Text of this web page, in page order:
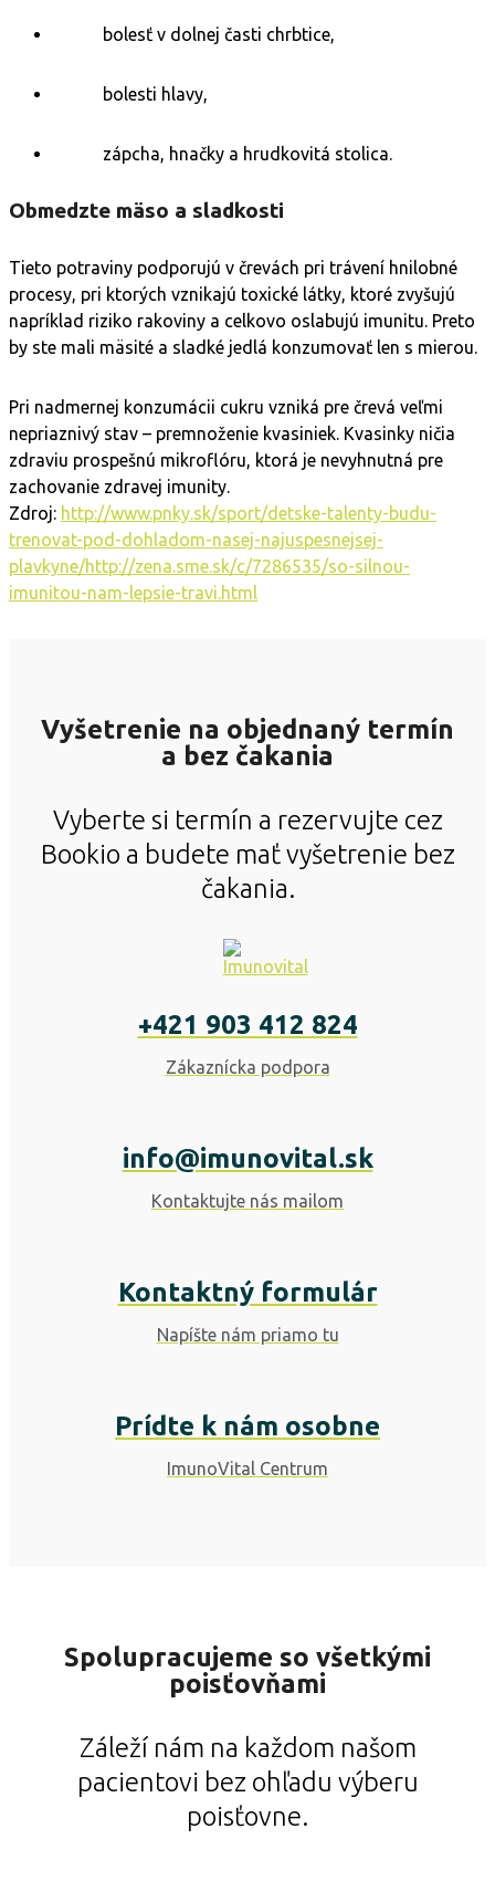
bolesť v dolnej časti chrbtice,
bolesti hlavy,
zápcha, hnačky a hrudkovitá stolica.
Obmedzte mäso a sladkosti
Tieto potraviny podporujú v črevách pri trávení hnilobné
procesy, pri ktorých vznikajú toxické látky, ktoré zvyšujú
napríklad riziko rakoviny a celkovo oslabujú imunitu. Preto
by ste mali mäsité a sladké jedlá konzumovať len s mierou.
Pri nadmernej konzumácii cukru vzniká pre črevá veľmi
nepriaznivý stav – premnoženie kvasiniek. Kvasinky ničia
zdraviu prospešnú mikroflóru, ktorá je nevyhnutná pre
zachovanie zdravej imunity.
Zdroj: http://www.pnky.sk/sport/detske-talenty-budu-
trenovat-pod-dohladom-nasej-najuspesnejsej-
plavkyne/http://zena.sme.sk/c/7286535/so-silnou-
imunitou-nam-lepsie-travi.html
Vyšetrenie na objednaný termín
a bez čakania
Vyberte si termín a rezervujte cez
Bookio a budete mať vyšetrenie bez
čakania.
+421 903 412 824
Zákaznícka podpora
info@imunovital.sk
Kontaktujte nás mailom
Kontaktný formulár
Napíšte nám priamo tu
Prídte k nám osobne
ImunoVital Centrum
Spolupracujeme so všetkými
poisťovňami
Záleží nám na každom našom
pacientovi bez ohľadu výberu
poisťovne.